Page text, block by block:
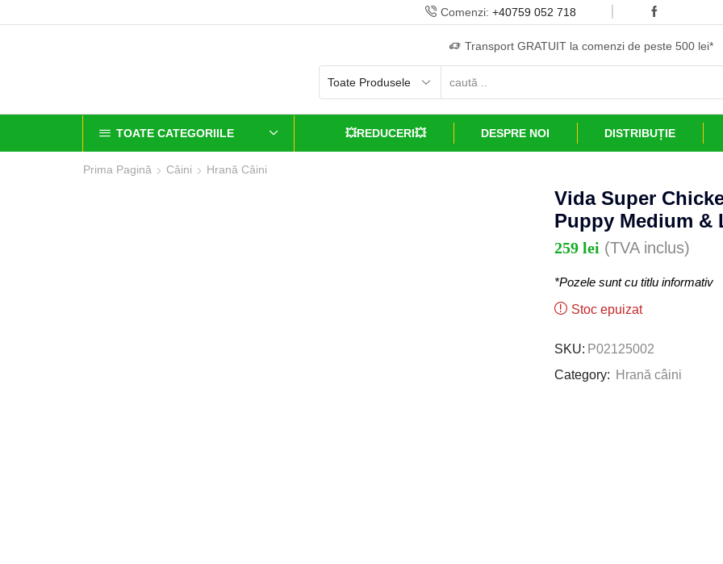
Comenzi: +40759 052 718
Transport GRATUIT la comenzi de peste 500 lei*
TOATE CATEGORIILE 💥REDUCERI💥 DESPRE NOI DISTRIBUȚIE
Prima Pagină Câini Hrană Câini
Vida Super
Puppy Medium &
259 lei (TVA inclus)
*Pozele sunt cu titlu informativ
Stoc epuizat
SKU: P02125002
Category:
Hrană câini